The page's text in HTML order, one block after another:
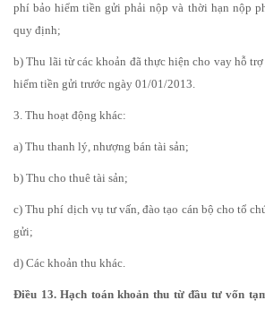
phí bảo hiểm tiền gửi phải nộp và thời hạn nộp
quy định;
b) Thu lãi từ các khoản đã thực hiện cho vay hỗ
hiểm tiền gửi trước ngày 01/01/2013.
3. Thu hoạt động khác:
a) Thu thanh lý, nhượng bán tài sản;
b) Thu cho thuê tài sản;
c) Thu phí dịch vụ tư vấn, đào tạo cán bộ cho tổ
gửi;
d) Các khoản thu khác.
Điều 13. Hạch toán khoản thu từ đầu tư vốn